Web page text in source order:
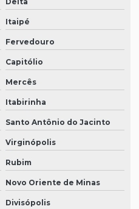
Itaipé
Fervedouro
Capitólio
Mercês
Itabirinha
Santo Antônio do Jacinto
Virginópolis
Rubim
Novo Oriente de Minas
Divisópolis